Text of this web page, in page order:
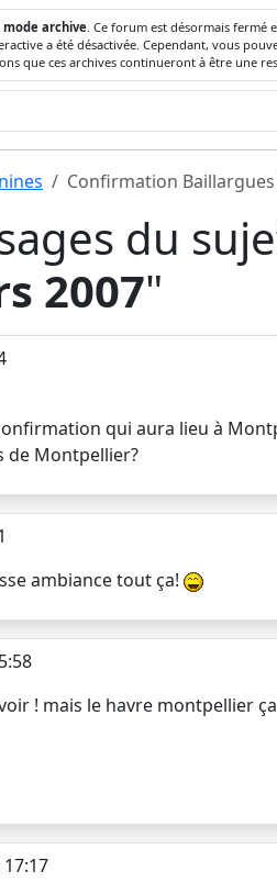
mode archive. Ce forum est désormais fermé
a été désactivée. Cependant, vous
que ces archives continueront à être une
Confirmation
du
2007"
qui aura lieu à
de Montpellier?
ambiance tout ça!
! mais le havre montpellier